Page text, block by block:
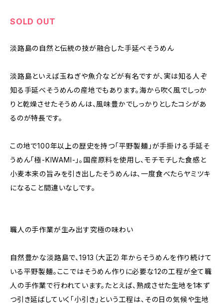
SOLD OUT
淡路島の自然と伝統の技が融合した手延べそうめん
淡路島といえば玉ねぎや魚介などが有名ですが、実は知る人ぞ
知る手延べそうめんの産地でもあります。海から吹く風でしっか
りと乾燥させたそうめんは、風味豊かでしっかりとしたコシがあ
るのが特長です。
この地で100年以上の歴史を持つ「平野製麺」が手掛ける手延そ
うめん「極-KIWAMI-」。国産原料を使用し、モチモチした食感と
小麦本来の旨みを引き出したそうめんは、一度食べたらヤミツキ
になること間違いなしです。
職人の手作業が生み出す究極の味わい
自然豊かな淡路島で、1913（大正2）年からそうめんを作り続けて
いる平野製麺。ここではそうめん作りに必要な12の工程が全て職
人の手作業で行われています。たとえば、熟成させた生地を1本ず
つ引き延ばしていく「小引き」という工程は、その日の気候や生地